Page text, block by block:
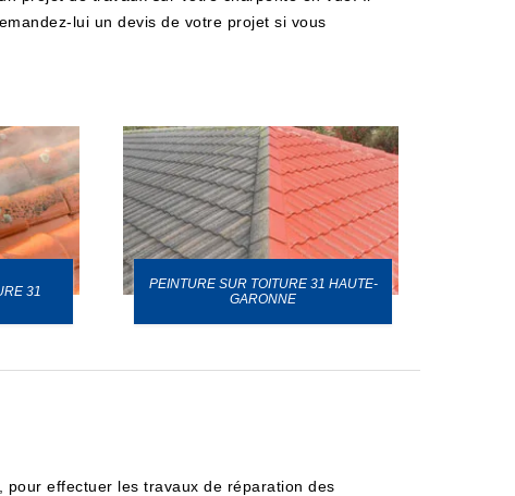
lui un devis de votre projet si vous
31
PEINTURE SUR TOITURE 31 HAUTE-
GARONNE
effectuer les travaux de réparation des